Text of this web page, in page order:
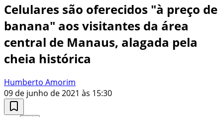
Celulares são oferecidos "à preço de
banana" aos visitantes da área
central de Manaus, alagada pela
cheia histórica
Humberto Amorim
09 de junho de 2021 às 15:30